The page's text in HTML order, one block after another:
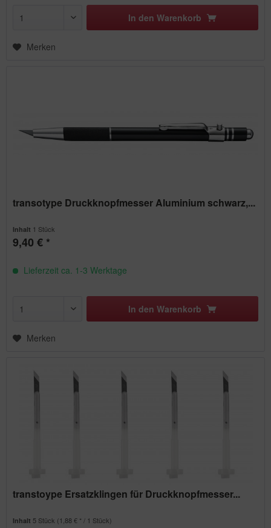
In den Warenkorb
Merken
transotype Druckknopfmesser Aluminium schwarz,...
Inhalt 1 Stück
9,40 € *
Lieferzeit ca. 1-3 Werktage
In den Warenkorb
Merken
transtoype Ersatzklingen für Druckknopfmesser...
Inhalt 5 Stück (1,88 € * / 1 Stück)